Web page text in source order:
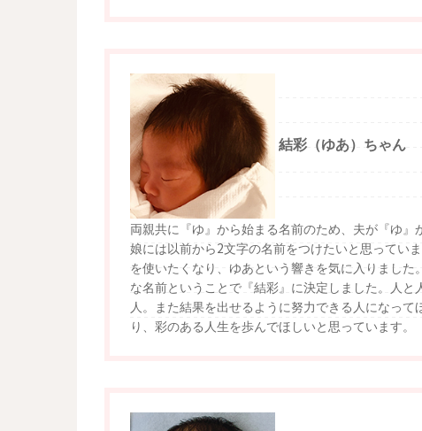
結彩（ゆあ）ちゃん
両親共に『ゆ』から始まる名前のため、夫が『ゆ
娘には以前から2文字の名前をつけたいと思ってい
を使いたくなり、ゆあという響きを気に入りまし
な名前ということで『結彩』に決定しました。人
人。また結果を出せるように努力できる人になっ
り、彩のある人生を歩んでほしいと思っています。